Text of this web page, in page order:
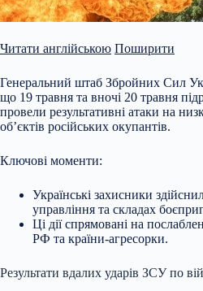
Читати англійською Поширити
Генеральний штаб Збройних Сил
що 19 травня та вночі 20 травня
провели результативні атаки на
об’єктів російських окупантів.
Ключові моменти:
Українські захисники
управління та складах
Ці дії спрямовані на
РФ та країни-агресорки.
Результати вдалих ударів ЗСУ по